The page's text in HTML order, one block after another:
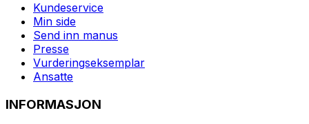
Kundeservice
Min side
Send inn manus
Presse
Vurderingseksemplar
Ansatte
INFORMASJON